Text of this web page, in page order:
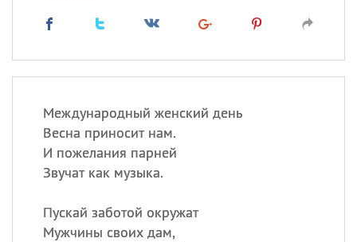
Международный женский день
Весна приносит нам.
И пожелания парней
Звучат как музыка.
Пускай заботой окружат
Мужчины своих дам,